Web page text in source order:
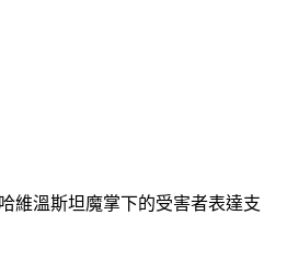
維溫斯坦魔掌下的受害者表達支